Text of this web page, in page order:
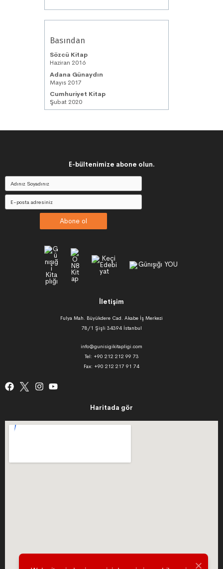
Basından
Sözcü Kitap
Haziran 2016
Adana Günaydın
Mayıs 2017
Cumhuriyet Kitap
Şubat 2020
E-bültenimize abone olun.
Abone ol
İletişim
Fulya Mah. Büyükdere Cad. Akabe İş Merkezi
78/1 Şişli 34394 İstanbul
info@gunisigikitapligi.com
Tel: +90 212 212 99 73
Fax: +90 212 217 91 74
Haritada gör